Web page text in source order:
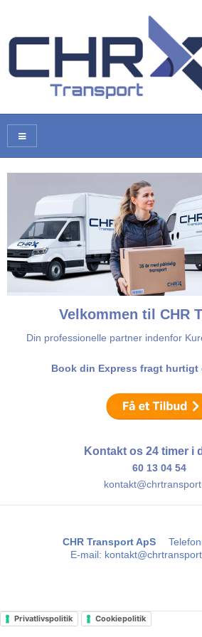
Velkommen til CHR
Din professionelle partner indenfor
Book din Express fragt hurtigt
Kontakt os 24 timer i
60 13 04 54
CHR Transport ApS
E-mail:
Privatlivspolitik Cookiepolitik